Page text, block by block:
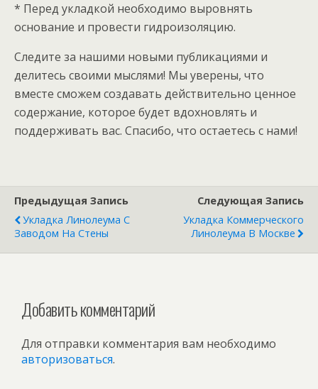
* Перед укладкой необходимо выровнять
основание и провести гидроизоляцию.
Следите за нашими новыми публикациями и
делитесь своими мыслями! Мы уверены, что
вместе сможем создавать действительно ценное
содержание, которое будет вдохновлять и
поддерживать вас. Спасибо, что остаетесь с нами!
Предыдущая Запись
Укладка Линолеума С
Заводом На Стены
Следующая Запись
Укладка Коммерческого
Линолеума В Москве
Добавить комментарий
Для отправки комментария вам необходимо
авторизоваться.